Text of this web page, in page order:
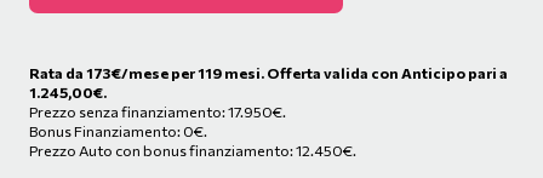
Rata da 173€/mese per 119 mesi. Offerta valida con Anticipo pari a
1.245,00€.
Prezzo senza finanziamento: 17.950€.
Bonus Finanziamento: 0€.
Prezzo Auto con bonus finanziamento: 12.450€.